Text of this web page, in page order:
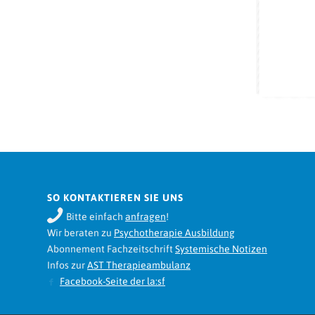
SO KONTAKTIEREN SIE UNS
Bitte einfach anfragen!
Wir beraten zu Psychotherapie Ausbildung
Abonnement Fachzeitschrift Systemische Notizen
Infos zurAST Therapieambulanz
Facebook-Seite der la:sf